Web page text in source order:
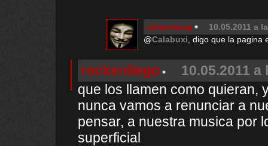
adrysmaug
10.05.2011 a
@Calabuxi , digo que la
rockerdiego
10.05.2011 a
que los llamen como quieran,
nunca vamos a renunciar a
pensar, a nuestra musica por
superficial